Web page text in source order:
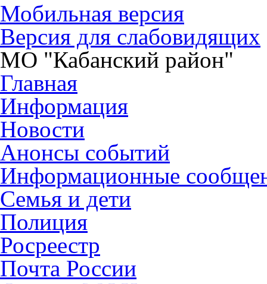
Мобильная версия
Версия для слабовидящих
МО "Кабанский район"
Главная
Информация
Новости
Анонсы событий
Информационные
Семья и дети
Полиция
Росреестр
Почта России